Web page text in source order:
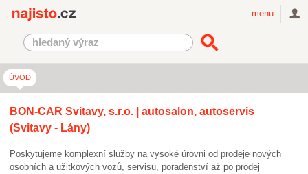
menu
ÚVOD
BON-CAR Svitavy, s.r.o. | autosalon, autoservis
(Svitavy - Lány)
Poskytujeme komplexní služby na vysoké úrovni od prodeje nových
osobních a užitkových vozů, servisu, poradenství až po prodej